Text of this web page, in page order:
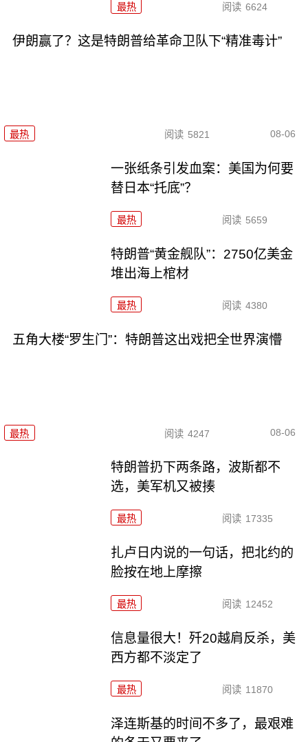
最热 阅读 6624
伊朗赢了？这是特朗普给革命卫队下“精准毒计”
最热 阅读 5821 08-06
一张纸条引发血案：美国为何要
替日本“托底”？
最热 阅读 5659
特朗普“黄金舰队”：2750亿美金
堆出海上棺材
最热 阅读 4380
五角大楼“罗生门”：特朗普这出戏把全世界演懵
最热 阅读 4247 08-06
特朗普扔下两条路，波斯都不
选，美军机又被揍
最热 阅读 17335
扎卢日内说的一句话，把北约的
脸按在地上摩擦
最热 阅读 12452
信息量很大！歼20越肩反杀，美
西方都不淡定了
最热 阅读 11870
泽连斯基的时间不多了，最艰难